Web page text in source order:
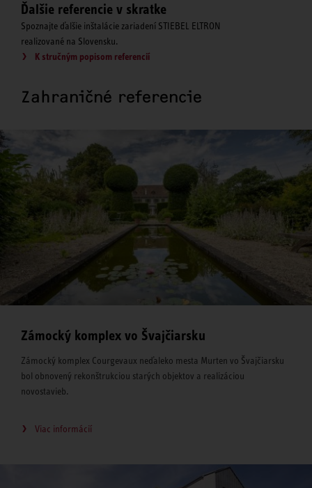
Ďalšie referencie v skratke
Spoznajte ďalšie inštalácie zariadení STIEBEL ELTRON
realizované na Slovensku.
K stručným popisom referencií
Zahraničné referencie
Zámocký komplex vo Švajčiarsku
Zámocký komplex Courgevaux neďaleko mesta Murten vo Švajčiarsku
bol obnovený rekonštrukciou starých objektov a realizáciou
novostavieb.
Viac informácií